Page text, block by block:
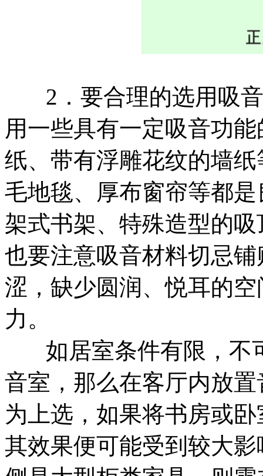
2．要合理的选用吸音
用一些具有一定吸音功
纸、带有浮雕花纹的墙
毛地毯、厚布窗帘等都
架式书架、特殊造型的
也要注意吸音材料切忌
涩，缺少圆润、悦耳的
力。
如居室条件有限，不
音室，那么在客厅内放
为上选，如果将书房或
其效果便可能受到较大